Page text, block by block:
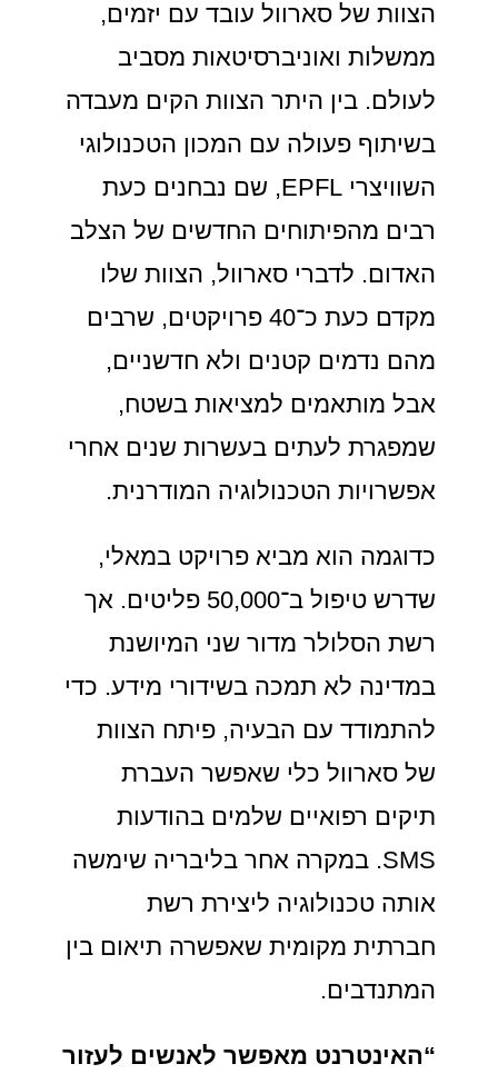
הצוות של סארוול עובד עם יזמים,
ממשלות ואוניברסיטאות מסביב
לעולם. בין היתר הצוות הקים מעבדה
בשיתוף פעולה עם המכון הטכנולוגי
השוויצרי EPFL, שם נבחנים כעת
רבים מהפיתוחים החדשים של הצלב
האדום. לדברי סארוול, הצוות שלו
מקדם כעת כ־40 פרויקטים, שרבים
מהם נדמים קטנים ולא חדשניים,
אבל מותאמים למציאות בשטח,
שמפגרת לעתים בעשרות שנים אחרי
אפשרויות הטכנולוגיה המודרנית.
כדוגמה הוא מביא פרויקט במאלי,
שדרש טיפול ב־50,000 פליטים. אך
רשת הסלולר מדור שני המיושנת
במדינה לא תמכה בשידורי מידע. כדי
להתמודד עם הבעיה, פיתח הצוות
של סארוול כלי שאפשר העברת
תיקים רפואיים שלמים בהודעות
SMS. במקרה אחר בליבריה שימשה
אותה טכנולוגיה ליצירת רשת
חברתית מקומית שאפשרה תיאום בין
המתנדבים.
“האינטרנט מאפשר לאנשים לעזור